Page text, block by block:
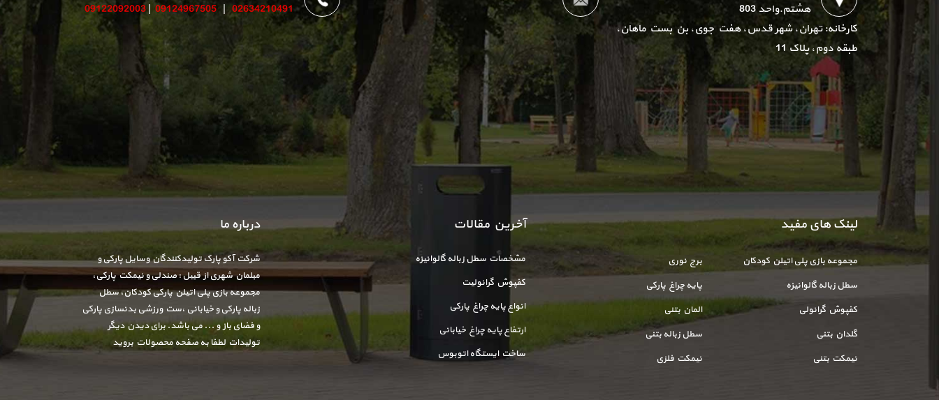
هشتم.واحد 803
کارخانه: تهران، شهر قدس، هفت جوی، بن بست ماهان،
طبقه دوم، پلاک 11
02634210491
|
09124967505
|
09122092003
لینک های مفید
مجموعه بازی پلی اتیلن کودکان
برج نوری
سطل زباله گالوانیزه
پایه چراغ پارکی
کفپوش گرانولی
المان بتنی
گلدان بتنی
سطل زباله بتنی
نیمکت بتنی
نیمکت فلزی
آخرین مقالات
مشخصات سطل زباله گالوانیزه
کفپوش گرانولیت
انواع پایه چراغ پارکی
ارتفاع پایه چراغ خیابانی
ساخت ایستگاه اتوبوس
درباره ما
شرکت آکو پارک تولیدکنندگان وسایل پارکی و
مبلمان شهری از قبیل : صندلی و نیمکت پارکی،
مجموعه بازی پلی اتیلن پارکی کودکان، سطل
زباله پارکی و خیابانی ،ست ورزشی بدنسازی پارکی
و فضای باز و ... می باشد. برای دیدن دیگر
تولیدات لطفا به صفحه محصولات بروید